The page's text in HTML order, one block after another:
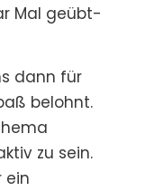
Mal geübt-
dann für
belohnt.
zu sein.
ein